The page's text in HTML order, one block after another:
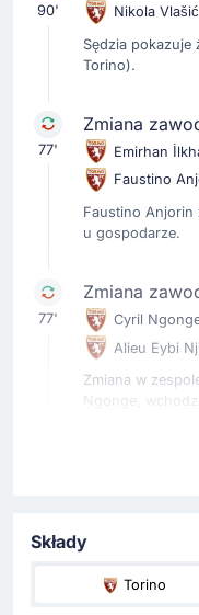
90'
Nikola Vlašić
Sędzia pokazuje
Torino).
77'
Zmiana
Emirhan
Faustino
Faustino Anjorin
u gospodarze.
77'
Zmiana
Cyril
Alieu Eybi
Zmiana w
Ngonge,
Zmiana
Zmiana na
Składy
Torino